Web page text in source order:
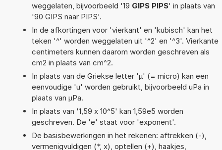
weggelaten, bijvoorbeeld '19 GIPS PIPS' in plaats van
'90 GIPS naar PIPS'.
In de afkortingen voor 'vierkant' en 'kubisch' kan het
teken '^' worden weggelaten uit '^2' en '^3'. Vierkante
centimeters kunnen daarom worden geschreven als
cm2 in plaats van cm^2.
In plaats van de Griekse letter 'µ' (= micro) kan een
eenvoudige 'u' worden gebruikt, bijvoorbeeld uPa in
plaats van µPa.
In plaats van '1,59 x 10^5' kan 1,59e5 worden
geschreven. De 'e' staat voor 'exponent'.
De basisbewerkingen in het rekenen: aftrekken (-),
vermenigvuldigen (*, x), optellen (+), haakjes,